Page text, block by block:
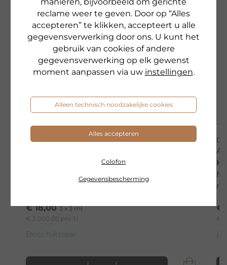
reclame weer te geven. Door op “Alles
accepteren” te klikken, accepteert u alle
gegevensverwerking door ons. U kunt het
gebruik van cookies of andere
gegevensverwerking op elk gewenst
moment aanpassen via uw instellingen.
Alleen technisch noodzakelijke cookies
Alles accepteren
Colofon
Gegevensbescherming
DR. GRANDEL
OKTOBERFEST GLOW
€ 18,00 3 x 3 ml
€ 2.000,00 pro 1 l
Beschikbaar
€
€